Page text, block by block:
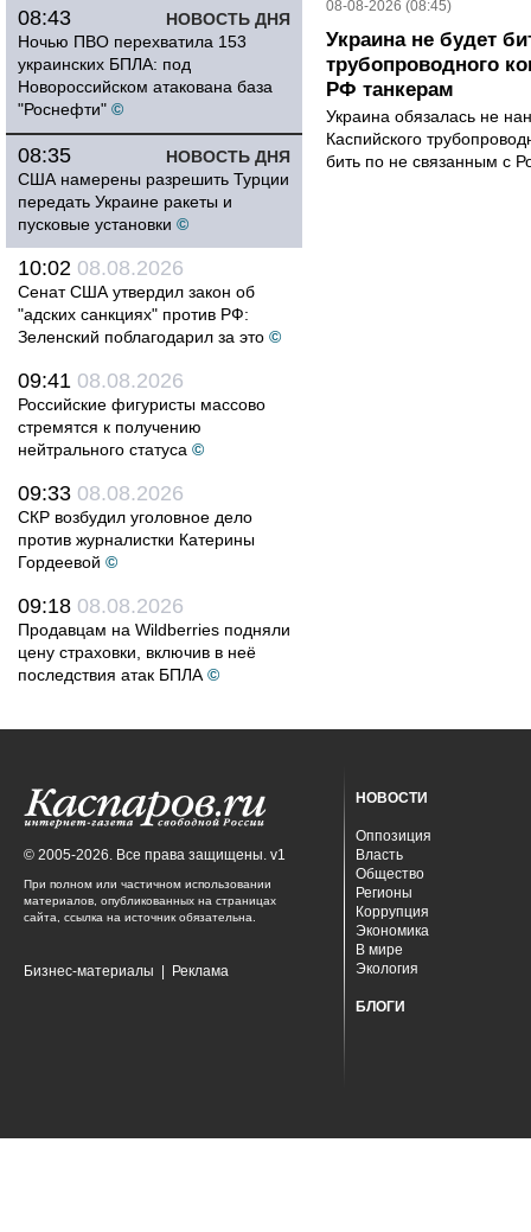
НОВОСТЬ ДНЯ
08:43
Ночью ПВО перехватила 153
украинских БПЛА: под
Новороссийском атакована база
"Роснефти" ©
НОВОСТЬ ДНЯ
08:35
США намерены разрешить Турции
передать Украине ракеты и
пусковые установки ©
10:02 08.08.2026
Сенат США утвердил закон об
"адских санкциях" против РФ:
Зеленский поблагодарил за это ©
09:41 08.08.2026
Российские фигуристы массово
стремятся к получению
нейтрального статуса ©
09:33 08.08.2026
СКР возбудил уголовное дело
против журналистки Катерины
Гордеевой ©
09:18 08.08.2026
Продавцам на Wildberries подняли
цену страховки, включив в неё
последствия атак БПЛА ©
08-08-2026 (08:45)
Украина не будет
трубопроводного
РФ танкерам
Украина обязалась не
Каспийского
бить по не связанным с
© 2005-2026. Все права защищены. v1
При полном или частичном использовании
материалов, опубликованных на страницах
сайта, ссылка на источник обязательна.
Бизнес-материалы Реклама
НОВОСТИ
Оппозиция
Власть
Общество
Регионы
Коррупция
Экономика
В мире
Экология
БЛОГИ